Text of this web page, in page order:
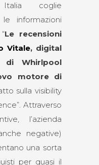
coglie
informazioni
Le recensioni
Vitale, digital
di Whirlpool
motore di
sulla visibility
Attraverso
l’azienda
negative)
una sorta
per quasi il